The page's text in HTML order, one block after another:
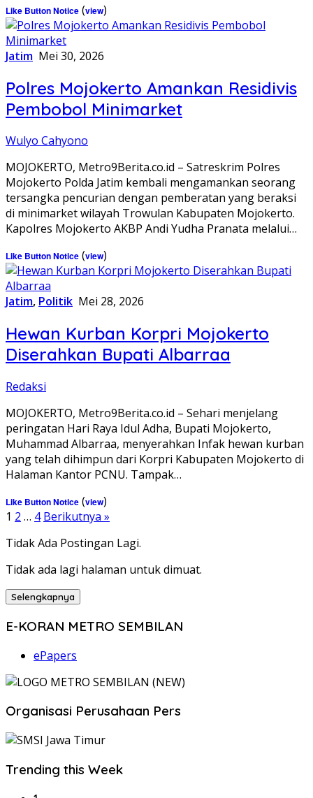
Like Button Notice (view)
Jatim Mei 30, 2026
Polres Mojokerto Amankan Residivis
Pembobol Minimarket
Wulyo Cahyono
MOJOKERTO, Metro9Berita.co.id – Satreskrim Polres
Mojokerto Polda Jatim kembali mengamankan seorang
tersangka pencurian dengan pemberatan yang beraksi
di minimarket wilayah Trowulan Kabupaten Mojokerto.
Kapolres Mojokerto AKBP Andi Yudha Pranata melalui…
Like Button Notice (view)
Jatim, Politik Mei 28, 2026
Hewan Kurban Korpri Mojokerto
Diserahkan Bupati Albarraa
Redaksi
MOJOKERTO, Metro9Berita.co.id – Sehari menjelang
peringatan Hari Raya Idul Adha, Bupati Mojokerto,
Muhammad Albarraa, menyerahkan Infak hewan kurban
yang telah dihimpun dari Korpri Kabupaten Mojokerto di
Halaman Kantor PCNU. Tampak…
Like Button Notice (view)
Paginasi
pos
1 2 … 4 Berikutnya »
Tidak Ada Postingan Lagi.
Tidak ada lagi halaman untuk dimuat.
Selengkapnya
E-KORAN METRO SEMBILAN
ePapers
Organisasi Perusahaan Pers
Trending this Week